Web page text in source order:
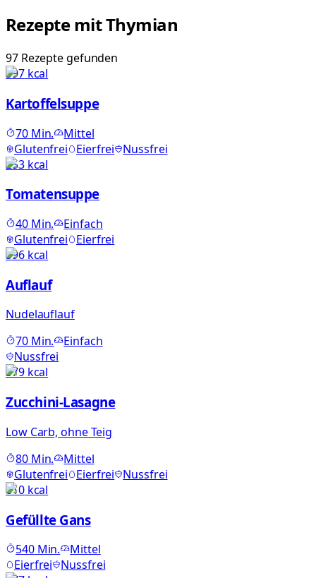
Rezepte mitThymian
97 Rezeptegefunden
597kcal
Kartoffelsuppe
70Min.
Mittel
Glutenfrei
Eierfrei
Nussfrei
253kcal
Tomatensuppe
40Min.
Einfach
Glutenfrei
Eierfrei
596kcal
Auflauf
Nudelauflauf
70Min.
Einfach
Nussfrei
579kcal
Zucchini-Lasagne
Low Carb, ohne Teig
80Min.
Mittel
Glutenfrei
Eierfrei
Nussfrei
810kcal
Gefüllte Gans
540Min.
Mittel
Eierfrei
Nussfrei